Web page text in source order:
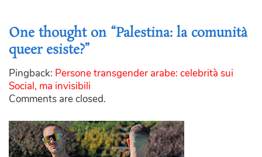
One thought on “Palestina: la comunità
queer esiste?”
Pingback: Persone transgender arabe: celebrità sui
Social, ma invisibili
Comments are closed.